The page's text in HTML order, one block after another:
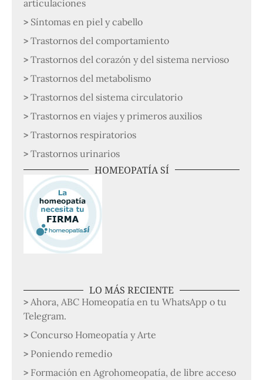
articulaciones
Síntomas en piel y cabello
Trastornos del comportamiento
Trastornos del corazón y del sistema nervioso
Trastornos del metabolismo
Trastornos del sistema circulatorio
Trastornos en viajes y primeros auxilios
Trastornos respiratorios
Trastornos urinarios
HOMEOPATÍA SÍ
LO MÁS RECIENTE
Ahora, ABC Homeopatía en tu WhatsApp o tu
Telegram.
Concurso Homeopatía y Arte
Poniendo remedio
Formación en Agrohomeopatía, de libre acceso